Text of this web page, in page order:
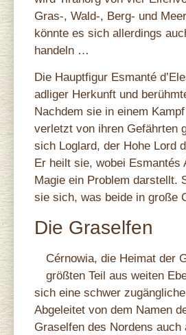
Gras-, Wald-, Berg- und
könnte es sich allerdings
handeln …
Die Hauptfigur Esmanté
adliger Herkunft und
Nachdem sie in einem
verletzt von ihren Gefährten
sich Loglard, der Hohe Lord
Er heilt sie, wobei Esmantés
Magie ein Problem darstellt.
sie sich, was beide in große
Die Graselfen
Cérnowia, die Heimat der
größten Teil aus weiten
sich eine schwer
Abgeleitet von dem Namen
Graselfen des Nordens auch